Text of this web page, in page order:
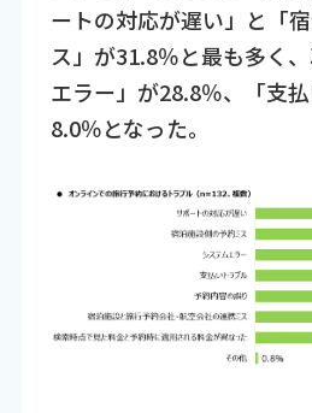
ートの対応が遅い」と「
ス」が31.8％と最も多く
エラー」が28.8％、「支
8.0％となった。